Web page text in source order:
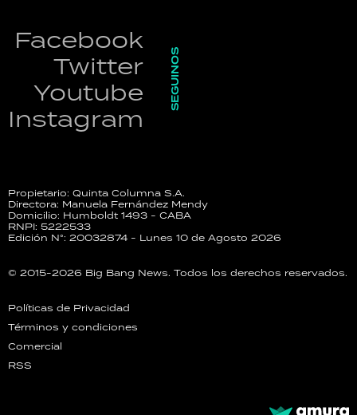
Facebook
Twitter
Youtube
Instagram
SEGUINOS
Propietario: Quinta Columna S.A.
Directora: Manuela Fernández Mendy
Domicilio: Humboldt 1493 - CABA
RNPI: 5222533
Edición N°: 20032874 - Lunes 10 de Agosto 2026
© 2015-2026 Big Bang News. Todos los derechos reservados.
Políticas de Privacidad
Términos y condiciones
Comercial
RSS